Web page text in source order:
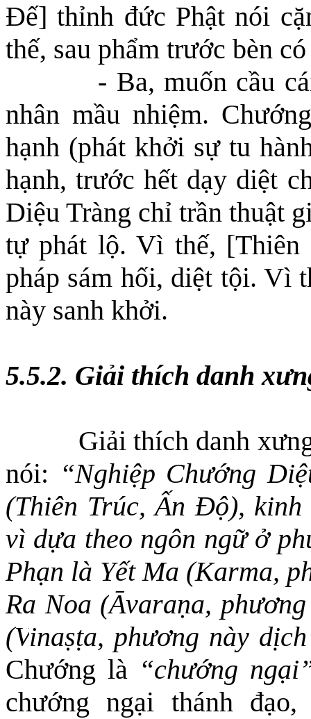
Đế] thỉnh đức Phật nói
thế, sau phẩm trước bèn
- Ba, muốn cầu
nhân mầu nhiệm.
hạnh (phát khởi sự tu
hạnh, trước hết dạy diệt
Diệu Tràng chỉ trần thuật
tự phát lộ. Vì thế,
pháp sám hối, diệt tội. Vì
này sanh khởi.
5.5.2. Giải thích danh
Giải thích danh
nói: “Nghiệp Chướng
(Thiên Trúc, Ấn Độ),
vì dựa theo ngôn ngữ ở
Phạn là Yết Ma (Karma,
Ra Noa (Āvaraṇa,
(Vinaṣṭa, phương này
Chướng là “chướng
chướng ngại thánh đạo,